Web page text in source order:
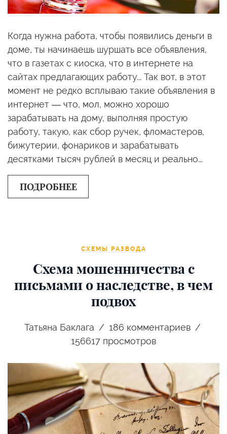
Когда нужна работа, чтобы появились деньги в
доме, ты начинаешь шуршать все объявления,
что в газетах с киоска, что в интернете на
сайтах предлагающих работу... Так вот, в этот
момент не редко всплываю такие объявления в
интернет — что, мол, можно хорошо
зарабатывать на дому, выполняя простую
работу, такую, как сбор ручек, фломастеров,
бижутерии, фонариков и зарабатывать
десятками тысяч рублей в месяц и реально...
ПОДРОБНЕЕ
СХЕМЫ РАЗВОДА
Схема мошенничества с
письмами о наследстве, в чем
подвох
Татьяна Баклага 186 комментариев
156617 просмотров